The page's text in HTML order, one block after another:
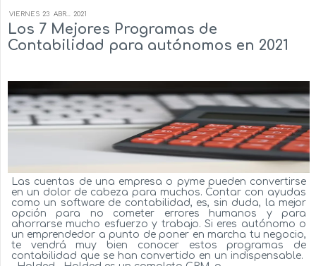
VIERNES 23 ABR... 2021
Los 7 Mejores Programas de
Contabilidad para autónomos en 2021
Las cuentas de una empresa o pyme pueden convertirse
en un dolor de cabeza para muchos. Contar con ayudas
como un software de contabilidad, es, sin duda, la mejor
opción para no cometer errores humanos y para
ahorrarse mucho esfuerzo y trabajo. Si eres autónomo o
un emprendedor a punto de poner en marcha tu negocio,
te vendrá muy bien conocer estos programas de
contabilidad que se han convertido en un indispensable.